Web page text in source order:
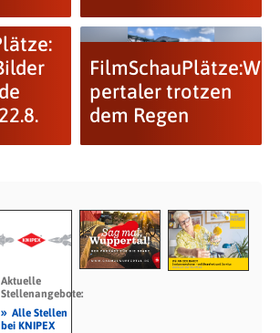
per­ta­ler trot­zen
dem Regen
Aktuelle
Stellenangebote:
» Alle Stellen
bei KNIPEX